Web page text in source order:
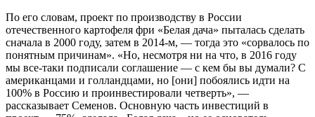
По его словам, проект по производству в России
отечественного картофеля фри «Белая дача» пыталась сделать
сначала в 2000 году, затем в 2014-м, — тогда это «сорвалось по
понятным причинам». «Но, несмотря ни на что, в 2016 году
мы все-таки подписали соглашение — с кем бы вы думали? С
американцами и голландцами, но [они] побоялись идти на
100% в Россию и проинвестировали четверть», —
рассказывает Семенов. Основную часть инвестиций в